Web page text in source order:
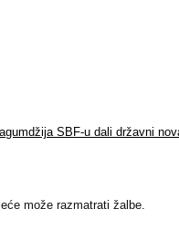
SBF-u dali državni
može razmatrati žalbe.